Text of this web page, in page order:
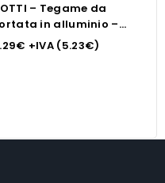
– Tegame da
in alluminio –
cm.18
€ +IVA (5.23€)